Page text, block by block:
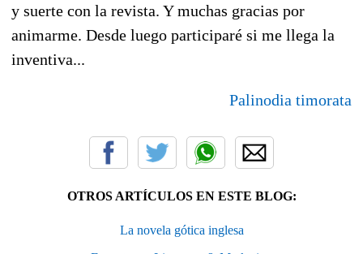
y suerte con la revista. Y muchas gracias por
animarme. Desde luego participaré si me llega la
inventiva...
Palinodia timorata
OTROS ARTÍCULOS EN ESTE BLOG:
La novela gótica inglesa